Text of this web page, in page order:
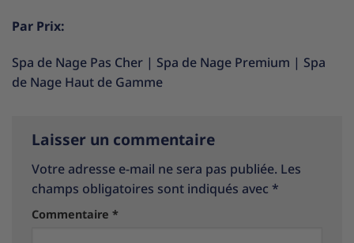
Par Prix:
Spa de Nage Pas Cher | Spa de Nage Premium | Spa
de Nage Haut de Gamme
Laisser un commentaire
Votre adresse e-mail ne sera pas publiée. Les
champs obligatoires sont indiqués avec *
Commentaire *